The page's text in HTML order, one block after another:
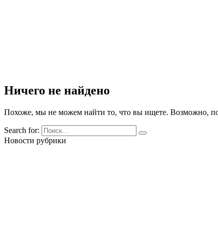
Ничего не найдено
Похоже, мы не можем найти то, что вы ищете. Возможно,
Search for:
Новости рубрики